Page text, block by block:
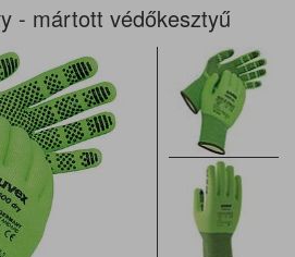
- mártott védőkesztyű